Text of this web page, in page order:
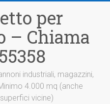
per
– Chiama
industriali, magazzini,
4.000 mq (anche
vicine)